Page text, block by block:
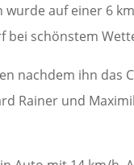
auf einer 6
bei schönstem
nachdem ihn das
Rainer und